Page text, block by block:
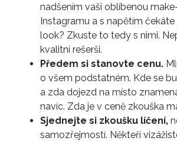
nadšením vaši oblíbenou
Instagramu a s napětím čekáte
look? Zkuste to tedy s nimi.
kvalitní rešerši.
Předem si stanovte cenu.
o všem podstatném. Kde se
a zda dojezd na místo
navíc. Zda je v ceně zkouška
Sjednejte si zkoušku líčení,
samozřejmostí. Někteří